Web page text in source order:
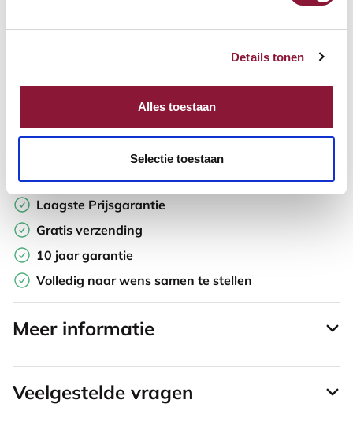
Details tonen
Alles toestaan
Selectie toestaan
Opzoek naar een offerte op maat? Maak je werkplek compleet
Toevoegen aan vergelijker
Laagste Prijsgarantie
Gratis verzending
10 jaar garantie
Volledig naar wens samen te stellen
Meer informatie
Veelgestelde vragen